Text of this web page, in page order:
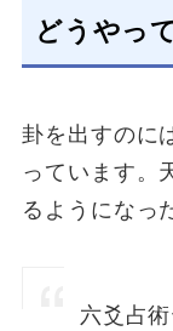
どうやっ
卦を出すのに
っています。
るようになっ
六爻占